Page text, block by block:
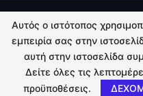
ΠΟΛΙΤΙΚΗ
© 2026 -
Αυτός ο ιστότοπος
εμπειρία σας στην
αυτή στην ιστοσελίδα
Δείτε όλες τις
προϋποθέσεις.